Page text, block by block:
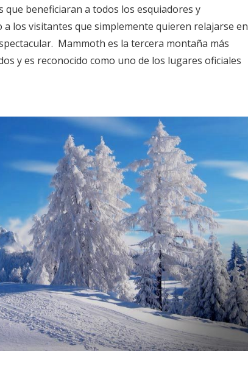
que beneficiaran a todos los esquiadores y
a los visitantes que simplemente quieren relajarse en
Mammoth es la tercera montaña más
y es reconocido como uno de los lugares oficiales